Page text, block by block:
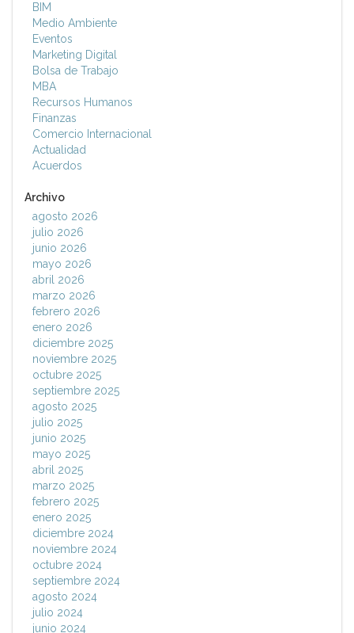
BIM
Medio Ambiente
Eventos
Marketing Digital
Bolsa de Trabajo
MBA
Recursos Humanos
Finanzas
Comercio Internacional
Actualidad
Acuerdos
Archivo
agosto 2026
julio 2026
junio 2026
mayo 2026
abril 2026
marzo 2026
febrero 2026
enero 2026
diciembre 2025
noviembre 2025
octubre 2025
septiembre 2025
agosto 2025
julio 2025
junio 2025
mayo 2025
abril 2025
marzo 2025
febrero 2025
enero 2025
diciembre 2024
noviembre 2024
octubre 2024
septiembre 2024
agosto 2024
julio 2024
junio 2024